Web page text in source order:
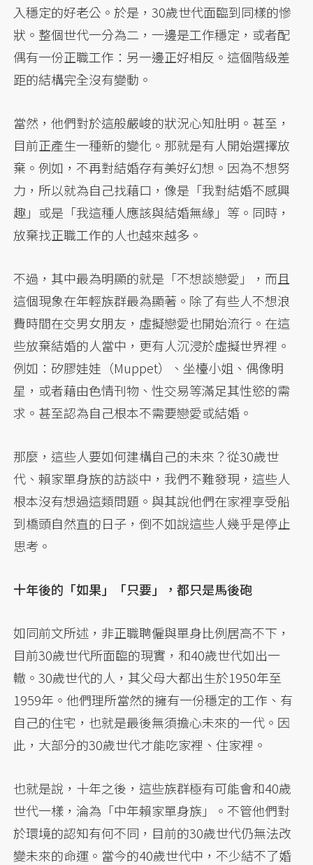
入穩定的好老公。於是，30歲世代面臨到同樣的慘
狀。整個世代一分為二，一邊是工作穩定，或者配
偶有一份正職工作：另一邊正好相反。這個階級差
距的結構完全沒有變動。
當然，他們對於這般嚴峻的狀況心知肚明。甚至，
目前正產生一種新的變化。那就是有人開始選擇放
棄。例如，不再對結婚存有美好幻想。因為不想努
力，所以就為自己找藉口，像是「我對結婚不感興
趣」或是「我這種人應該與結婚無緣」等。同時，
放棄找正職工作的人也越來越多。
不過，其中最為明顯的就是「不想談戀愛」，而且
這個現象在年輕族群最為顯著。除了有些人不想浪
費時間在交男女朋友，虛擬戀愛也開始流行。在這
些放棄結婚的人當中，更有人沉浸於虛擬世界裡。
例如：矽膠娃娃（Muppet）、坐檯小姐、偶像明
星，或者藉由色情刊物、性交易等滿足其性慾的需
求。甚至認為自己根本不需要戀愛或結婚。
那麼，這些人要如何建構自己的未來？從30歲世
代、賴家單身族的訪談中，我們不難發現，這些人
根本沒有想過這類問題。與其說他們在家裡享受船
到橋頭自然直的日子，倒不如說這些人幾乎是停止
思考。
十年後的「如果」「只要」，都只是馬後砲
如同前文所述，非正職聘僱與單身比例居高不下，
目前30歲世代所面臨的現實，和40歲世代如出一
轍。30歲世代的人，其父母大都出生於1950年至
1959年。他們理所當然的擁有一份穩定的工作、有
自己的住宅，也就是最後無須擔心未來的一代。因
此，大部分的30歲世代才能吃家裡、住家裡。
也就是說，十年之後，這些族群極有可能會和40歲
世代一樣，淪為「中年賴家單身族」。不管他們對
於環境的認知有何不同，目前的30歲世代仍無法改
變未來的命運。當今的40歲世代中，不少結不了婚